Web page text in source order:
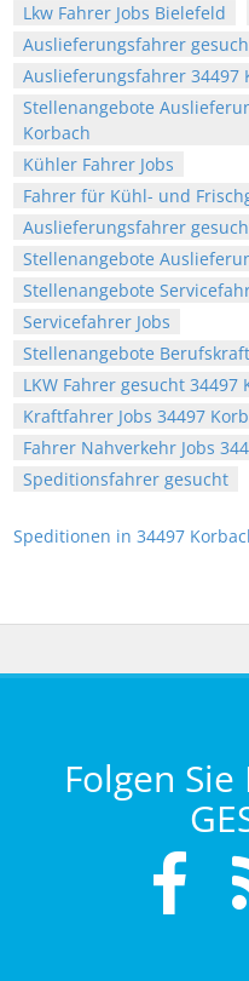
Lkw Fahrer Jobs Bielefeld
Auslieferungsfahrer
Auslieferungsfahrer 34497
Stellenangebote
Korbach
Kühler Fahrer Jobs
Fahrer für Kühl- und
Auslieferungsfahrer
Stellenangebote
Stellenangebote
Servicefahrer Jobs
Stellenangebote
LKW Fahrer gesucht 34497
Kraftfahrer Jobs 34497
Fahrer Nahverkehr Jobs
Speditionsfahrer gesucht
Speditionen in 34497
Folgen Sie